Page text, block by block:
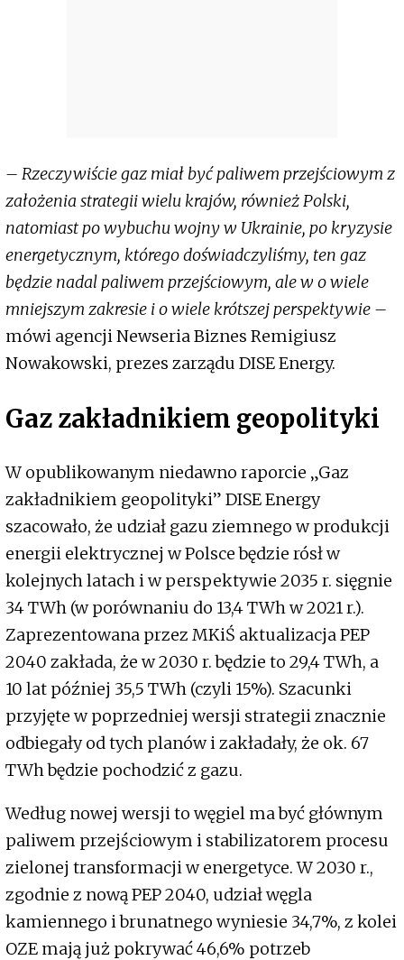
– Rzeczywiście gaz miał być paliwem przejściowym z
założenia strategii wielu krajów, również Polski,
natomiast po wybuchu wojny w Ukrainie, po kryzysie
energetycznym, którego doświadczyliśmy, ten gaz
będzie nadal paliwem przejściowym, ale w o wiele
mniejszym zakresie i o wiele krótszej perspektywie –
mówi agencji Newseria Biznes Remigiusz
Nowakowski, prezes zarządu DISE Energy.
Gaz zakładnikiem geopolityki
W opublikowanym niedawno raporcie „Gaz
zakładnikiem geopolityki” DISE Energy
szacowało, że udział gazu ziemnego w produkcji
energii elektrycznej w Polsce będzie rósł w
kolejnych latach i w perspektywie 2035 r. sięgnie
34 TWh (w porównaniu do 13,4 TWh w 2021 r.).
Zaprezentowana przez MKiŚ aktualizacja PEP
2040 zakłada, że w 2030 r. będzie to 29,4 TWh, a
10 lat później 35,5 TWh (czyli 15%). Szacunki
przyjęte w poprzedniej wersji strategii znacznie
odbiegały od tych planów i zakładały, że ok. 67
TWh będzie pochodzić z gazu.
Według nowej wersji to węgiel ma być głównym
paliwem przejściowym i stabilizatorem procesu
zielonej transformacji w energetyce. W 2030 r.,
zgodnie z nową PEP 2040, udział węgla
kamiennego i brunatnego wyniesie 34,7%, z kolei
OZE mają już pokrywać 46,6% potrzeb